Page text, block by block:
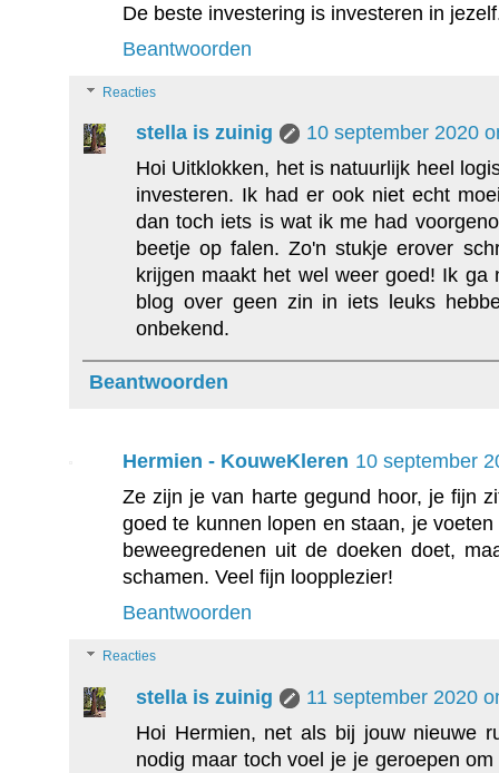
De beste investering is investeren in
Beantwoorden
Reacties
stella is zuinig
10 september 2020
Hoi Uitklokken, het is natuurlijk heel
investeren. Ik had er ook niet echt
dan toch iets is wat ik me had
beetje op falen. Zo'n stukje erover
krijgen maakt het wel weer goed! Ik
blog over geen zin in iets leuks
onbekend.
Beantwoorden
Hermien - KouweKleren 10 september
Ze zijn je van harte gegund hoor, je fijn
goed te kunnen lopen en staan, je
beweegredenen uit de doeken doet,
schamen. Veel fijn loopplezier!
Beantwoorden
Reacties
stella is zuinig
11 september 2020
Hoi Hermien, net als bij jouw nieuwe
nodig maar toch voel je je geroepen